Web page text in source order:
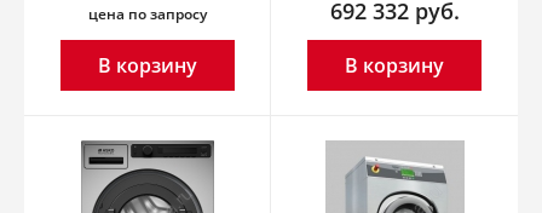
цена по запросу
В корзину
692 332 руб.
В корзину